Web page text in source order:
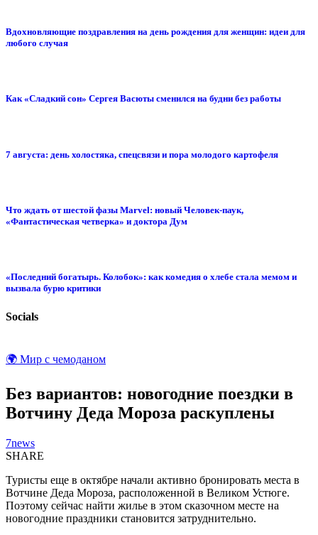
Вдохновляющие поздравления на день рождения для женщин: идеи для
любого случая
Как «Сладкий сон» Сергея Васюты сменился на будни без работы
7 августа: день холостяка, спецсвязи и пора молодого картофеля
Что ждать от шестой фазы Marvel: новый Человек-паук,
«Фантастическая четверка» и доктора Дум
«Последний богатырь. Колобок»: как комедия о хлебе стала мемом и
вызвала бурю критики
Socials
🌍 Мир с чемоданом
Без вариантов: новогодние поездки в
Вотчину Деда Мороза раскуплены
7news
SHARE
Туристы еще в октябре начали активно бронировать места в
Вотчине Деда Мороза, расположенной в Великом Устюге.
Поэтому сейчас найти жилье в этом сказочном месте на
новогодние праздники становится затруднительно.